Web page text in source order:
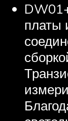
платы